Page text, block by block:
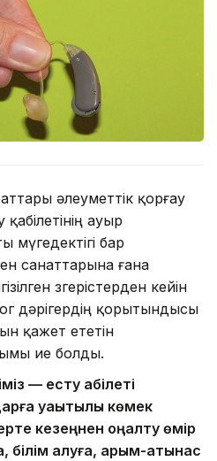
әлеуметтік қорғау
ауыр
мүгедектігі бар
санаттарына ғана
өзгерістерден кейін
дәрігердің қорытындысы
қажет ететін
ие болды.
— есту қабілеті
уақытылы көмек
кезеңнен оңалту өмір
білім алуға, қарым-қатынас